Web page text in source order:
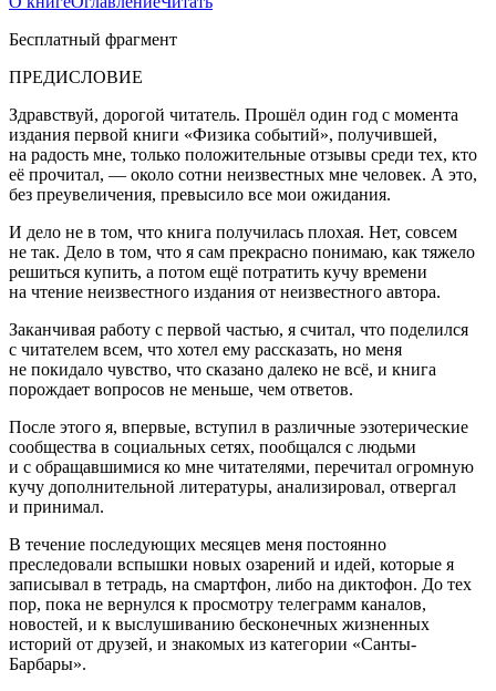
Бесплатный фрагмент
ПРЕДИСЛОВИЕ
Здравствуй, дорогой читатель. Прошёл один год с момента
издания первой книги «Физика событий», получившей,
на радость мне, только положительные отзывы среди тех, кто
её прочитал, — около сотни неизвестных мне человек. А это,
без преувеличения, превысило все мои ожидания.
И дело не в том, что книга получилась плохая. Нет, совсем
не так. Дело в том, что я сам прекрасно понимаю, как тяжело
решиться купить, а потом ещё потратить кучу времени
на чтение неизвестного издания от неизвестного автора.
Заканчивая работу с первой частью, я считал, что поделился
с читателем всем, что хотел ему рассказать, но меня
не покидало чувство, что сказано далеко не всё, и книга
порождает вопросов не меньше, чем ответов.
После этого я, впервые, вступил в различные эзотерические
сообщества в социальных сетях, пообщался с людьми
и с обращавшимися ко мне читателями, перечитал огромную
кучу дополнительной литературы, анализировал, отвергал
и принимал.
В течение последующих месяцев меня постоянно
преследовали вспышки новых озарений и идей, которые я
записывал в тетрадь, на смартфон, либо на диктофон. До тех
пор, пока не вернулся к просмотру телеграмм каналов,
новостей, и к выслушиванию бесконечных жизненных
историй от друзей, и знакомых из категории «Санты-
Барбары».